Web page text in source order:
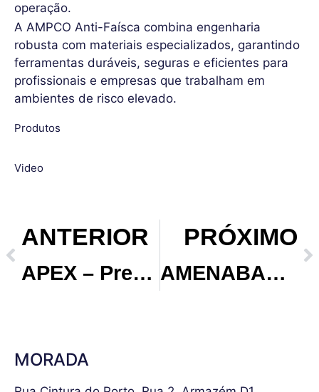
operação.
A AMPCO Anti-Faísca combina engenharia
robusta com materiais especializados, garantindo
ferramentas duráveis, seguras e eficientes para
profissionais e empresas que trabalham em
ambientes de risco elevado.
Produtos
Ampco chave
crescente
Video
ANTERIOR
APEX – Precisão e desempenho em cada bit
PRÓXIMO
AMENABAR– Talhas, Guinchos e Equipamentos de Elevação Industriais
MORADA